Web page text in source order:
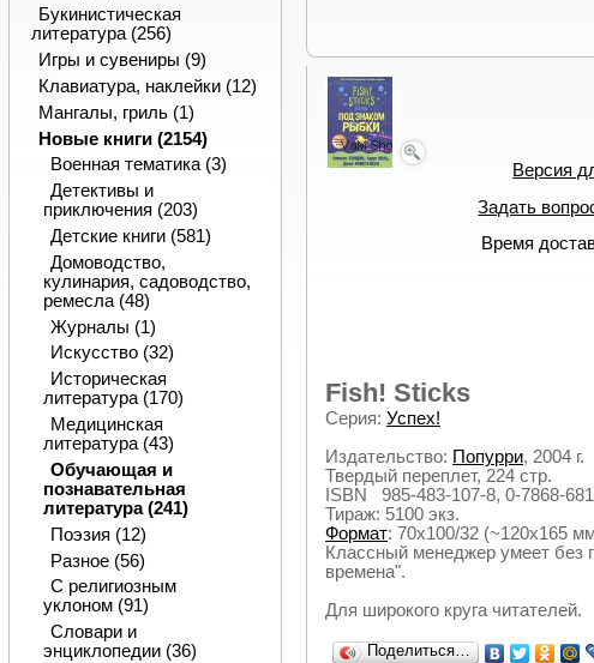
Версия
Задать
Время
Fish! Sticks
Серия:Успех!
Издательство: Попурри, 2004 г.
Твердый переплет, 224 стр.
ISBN 985-483-107-8, 0-7868-
Тираж: 5100 экз.
Формат: 70x100/32 (~120х165
Классный менеджер умеет без
времена".
Для широкого круга читателей.
Поделиться…
Букинистическая
литература (256)
Игры и сувениры (9)
Клавиатура, наклейки (12)
Мангалы, гриль (1)
Новые книги (2154)
Военная тематика (3)
Детективы и
приключения (203)
Детские книги (581)
Домоводство,
кулинария, садоводство,
ремесла (48)
Журналы (1)
Искусство (32)
Историческая
литература (170)
Медицинская
литература (43)
Обучающая и
познавательная
литература (241)
Поэзия (12)
Разное (56)
С религиозным
уклоном (91)
Словари и
энциклопедии (36)